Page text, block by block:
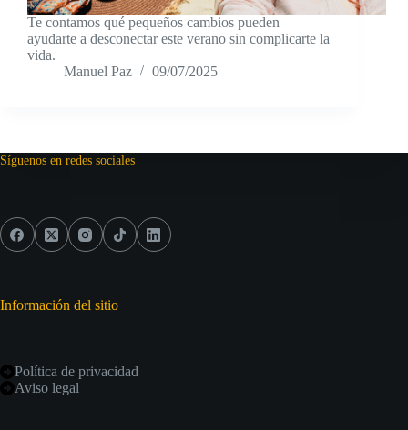
Te contamos qué pequeños cambios pueden
ayudarte a desconectar este verano sin complicarte la
vida.
Manuel Paz
09/07/2025
Síguenos en redes sociales
Información del sitio
Política de privacidad
Aviso legal